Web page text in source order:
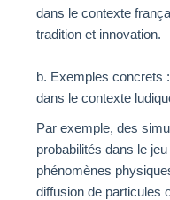
dans le contexte
tradition et innovation.
b. Exemples concrets
dans le contexte
Par exemple, des
probabilités dans le
phénomènes
diffusion de particules